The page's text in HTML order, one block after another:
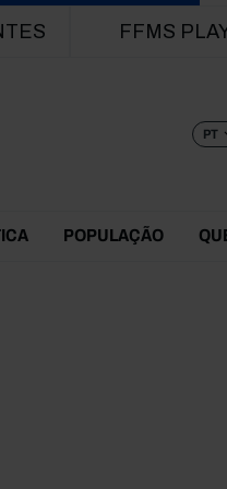
FFMS
PT
POPULAÇÃO